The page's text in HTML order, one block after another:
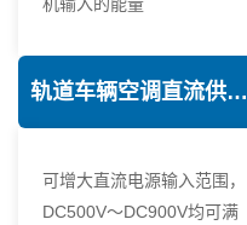
轨道车辆空调直流供电技术
可增大直流电源输入范围，
DC500V～DC900V均可满